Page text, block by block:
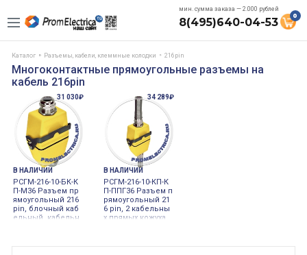
мин. сумма заказа — 2.000 рублей
8(495)640-04-53 0
Каталог Разъемы, кабели, клеммные колодки 216pin
Многоконтактные прямоугольные разъемы на
кабель 216pin
31 030₽
В НАЛИЧИИ
РСГМ-216-10-БК-К
П-М36 Разъем пр
ямоугольный 216
pin, блочный каб
ельный, кабельн
34 289₽
В НАЛИЧИИ
РСГМ-216-10-КП-К
П-ППГ36 Разъем п
рямоугольный 21
6 pin, 2 кабельны
х прямых кожуха,